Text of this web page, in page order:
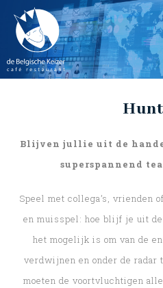
Blijven jullie uit de
superspannend
Speel met collega’s, vrienden
en muisspel: hoe blijf je uit de
het mogelijk is om van de
verdwijnen en onder de
moeten de voortvluchtigen